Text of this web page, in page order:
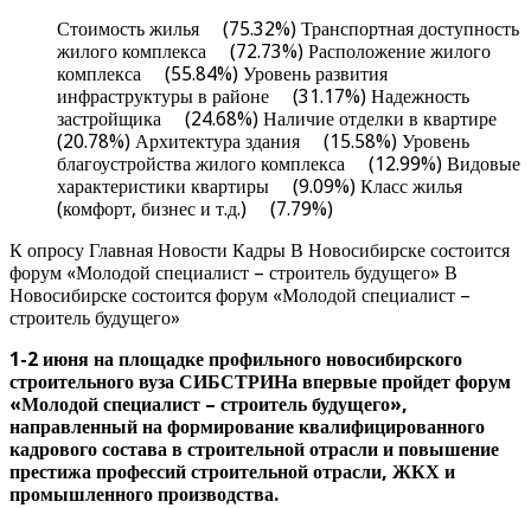
Стоимость жилья (75.32%) Транспортная доступность
жилого комплекса (72.73%) Расположение жилого
комплекса (55.84%) Уровень развития
инфраструктуры в районе (31.17%) Надежность
застройщика (24.68%) Наличие отделки в квартире
(20.78%) Архитектура здания (15.58%) Уровень
благоустройства жилого комплекса (12.99%) Видовые
характеристики квартиры (9.09%) Класс жилья
(комфорт, бизнес и т.д.) (7.79%)
К опросу Главная Новости Кадры В Новосибирске состоится
форум «Молодой специалист – строитель будущего» В
Новосибирске состоится форум «Молодой специалист –
строитель будущего»
1-2 июня на площадке профильного новосибирского
строительного вуза СИБСТРИНа впервые пройдет форум
«Молодой специалист – строитель будущего»,
направленный на формирование квалифицированного
кадрового состава в строительной отрасли и повышение
престижа профессий строительной отрасли, ЖКХ и
промышленного производства.